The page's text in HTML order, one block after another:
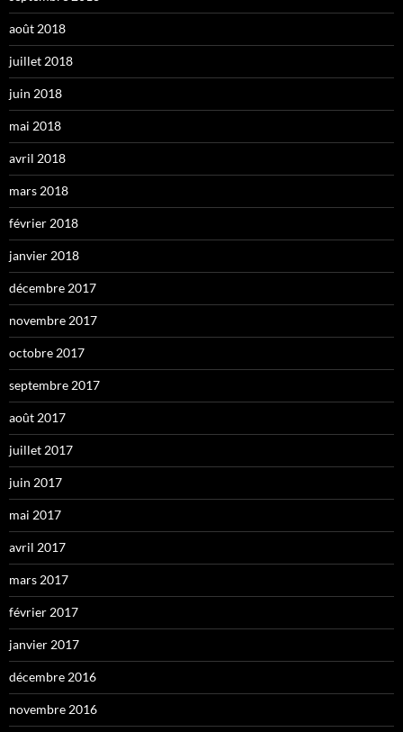
août 2018
juillet 2018
juin 2018
mai 2018
avril 2018
mars 2018
février 2018
janvier 2018
décembre 2017
novembre 2017
octobre 2017
septembre 2017
août 2017
juillet 2017
juin 2017
mai 2017
avril 2017
mars 2017
février 2017
janvier 2017
décembre 2016
novembre 2016